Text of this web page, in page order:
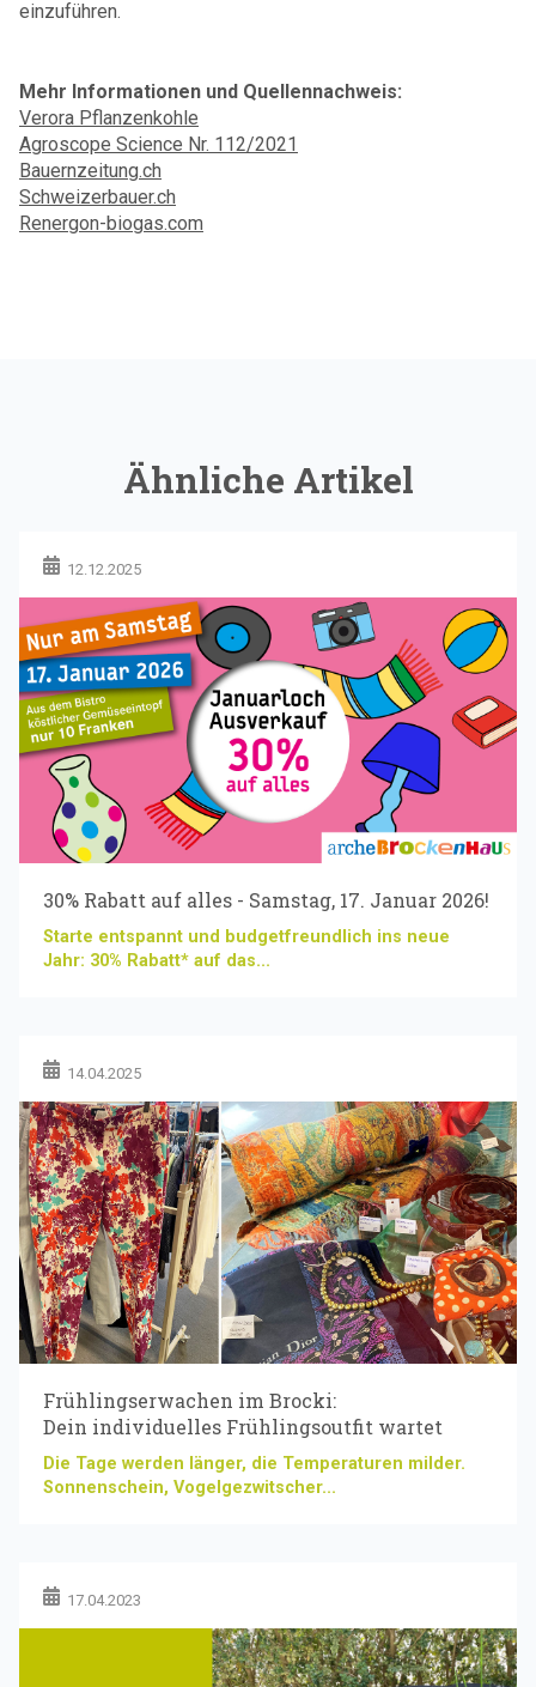
einzuführen.
Mehr Informationen und Quellennachweis:
Verora Pflanzenkohle
Agroscope Science Nr. 112/2021
Bauernzeitung.ch
Schweizerbauer.ch
Renergon-biogas.com
Ähnliche Artikel
12.12.2025
30% Rabatt auf alles - Samstag, 17. Januar 2026!
Starte entspannt und budgetfreundlich ins neue
Jahr: 30% Rabatt* auf das...
14.04.2025
Frühlingserwachen im Brocki:
Dein individuelles Frühlingsoutfit wartet
Die Tage werden länger, die Temperaturen milder.
Sonnenschein, Vogelgezwitscher...
17.04.2023